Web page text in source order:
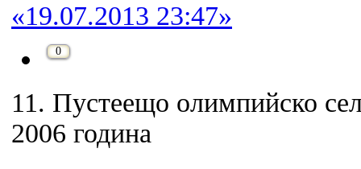
«19.07.2013 23:47»
0
11. Пустеещо олимпийско
2006 година